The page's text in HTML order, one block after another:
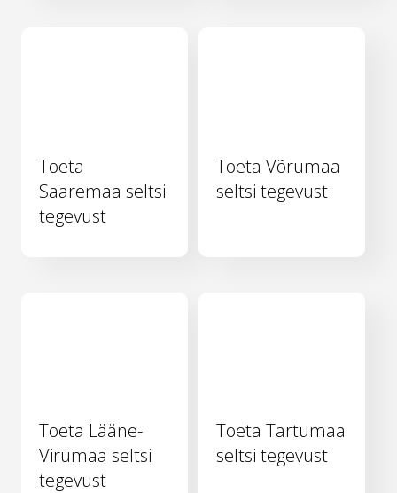
Toeta
Saaremaa seltsi
tegevust
Toeta Võrumaa
seltsi tegevust
Toeta Lääne-
Virumaa seltsi
tegevust
Toeta Tartumaa
seltsi tegevust